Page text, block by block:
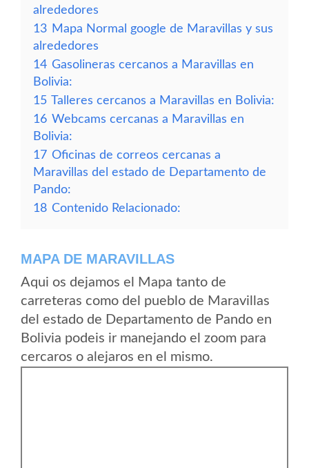
alrededores
13 Mapa Normal google de Maravillas y sus
alrededores
14 Gasolineras cercanos a Maravillas en
Bolivia:
15 Talleres cercanos a Maravillas en Bolivia:
16 Webcams cercanas a Maravillas en
Bolivia:
17 Oficinas de correos cercanas a
Maravillas del estado de Departamento de
Pando:
18 Contenido Relacionado:
MAPA DE MARAVILLAS
Aqui os dejamos el Mapa tanto de
carreteras como del pueblo de Maravillas
del estado de Departamento de Pando en
Bolivia podeis ir manejando el zoom para
cercaros o alejaros en el mismo.